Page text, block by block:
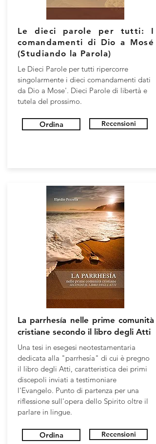
Le dieci parole per tutti: I
comandamenti di Dio a Mosé
(Studiando la Parola)
Le Dieci Parole per tutti ripercorre
singolarmente i dieci comandamenti dati
da Dio a Mose'. Dieci Parole di libertà e
tutela del prossimo.
Ordina Recensioni
La parrhesía nelle prime comunità
cristiane secondo il libro degli Atti
Una tesi in esegesi neotestamentaria
dedicata alla "parrhesía" di cui è pregno
il libro degli Atti, caratteristica dei primi
discepoli inviati a testimoniare
l'Evangelo. Punto di partenza per una
riflessione sull'opera dello Spirito oltre il
parlare in lingue.
Ordina Recensioni